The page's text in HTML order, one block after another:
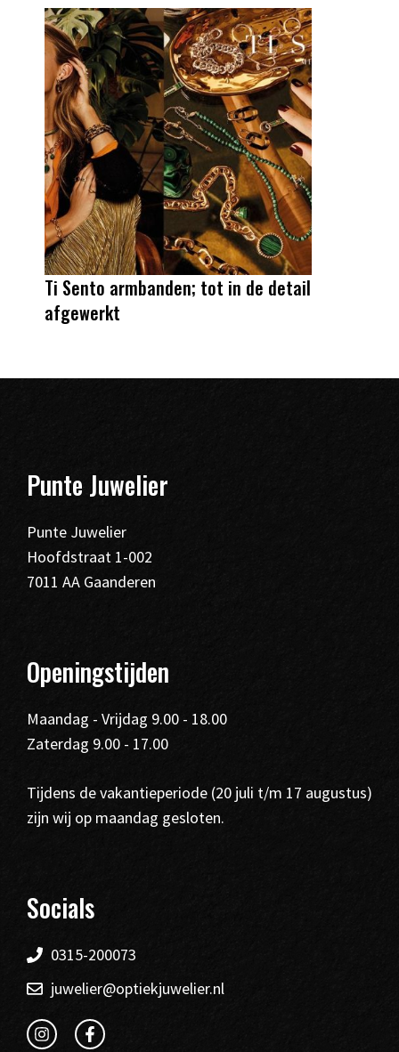
Ti Sento armbanden; tot in de detail
afgewerkt
Punte Juwelier
Punte Juwelier
Hoofdstraat 1-002
7011 AA Gaanderen
Openingstijden
Maandag - Vrijdag 9.00 - 18.00
Zaterdag 9.00 - 17.00
Tijdens de vakantieperiode (20 juli t/m 17 augustus)
zijn wij op maandag gesloten.
Socials
0315-200073
juwelier@optiekjuwelier.nl